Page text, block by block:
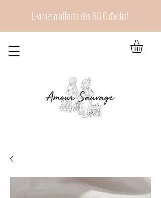
Livraison offerte dès 80 € d'achat